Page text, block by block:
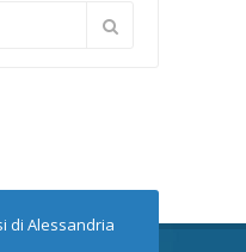
di Alessandria